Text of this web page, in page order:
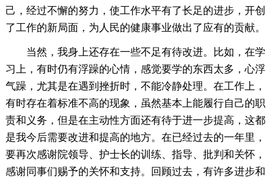
己，经过不懈的努力，使工作水平有了长足的进步，开创
了工作的新局面，为人民的健康事业做出了应有的贡献。
当然，我身上还存在一些不足有待改进。比如，在学
习上，有时仍有浮躁的心情，感觉要学的东西太多，心浮
气躁，尤其是在遇到挫折时，不能冷静处理。在工作上，
有时存在着标准不高的现象，虽然基本上能履行自己的职
责和义务，但是在主动性方面还有待于进一步提高，这都
是我今后需要改进和提高的地方。在已经过去的一年里，
要再次感谢院领导、护士长的训练、指导、批判和关怀，
感谢同事们赐予的关怀和支持。回顾过去，有许多进步和